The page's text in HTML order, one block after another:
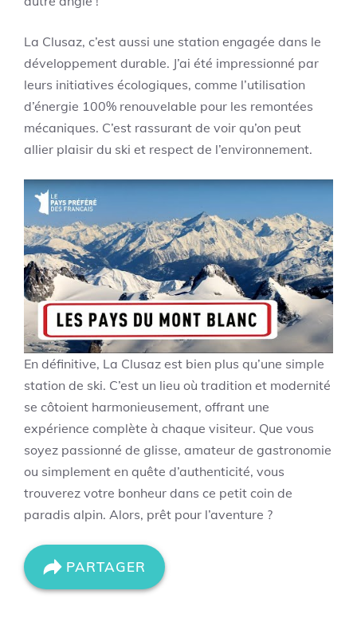
La Clusaz, c’est aussi une station engagée dans le
développement durable. J’ai été impressionné par
leurs initiatives écologiques, comme l’utilisation
d’énergie 100% renouvelable pour les remontées
mécaniques. C’est rassurant de voir qu’on peut
allier plaisir du ski et respect de l’environnement.
En définitive, La Clusaz est bien plus qu’une simple
station de ski. C’est un lieu où tradition et modernité
se côtoient harmonieusement, offrant une
expérience complète à chaque visiteur. Que vous
soyez passionné de glisse, amateur de gastronomie
ou simplement en quête d’authenticité, vous
trouverez votre bonheur dans ce petit coin de
paradis alpin. Alors, prêt pour l’aventure ?
PARTAGER